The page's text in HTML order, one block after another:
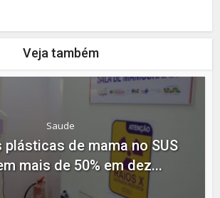
Veja também
Saude
plásticas de mama no SUS
mais de 50% em dez...